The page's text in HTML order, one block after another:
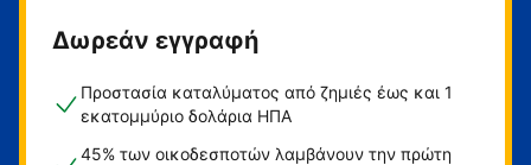
Δωρεάν εγγραφή
Προστασία καταλύματος από ζημιές έως και 1
εκατομμύριο δολάρια ΗΠΑ
45% των οικοδεσποτών λαμβάνουν την πρώτη